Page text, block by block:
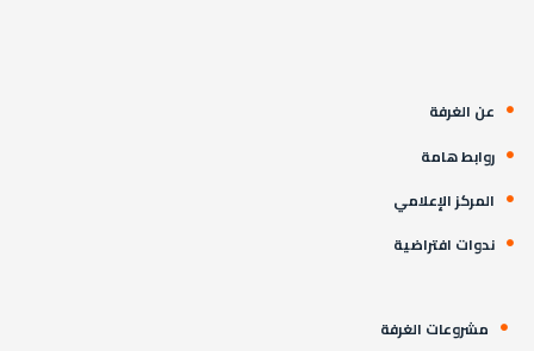
عن الغرفة
روابط هامة
المركز الإعلامي
ندوات افتراضية
مشروعات الغرفة